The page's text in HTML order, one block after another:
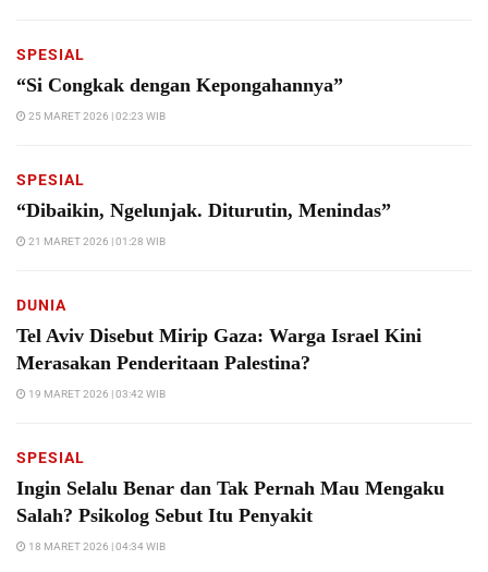
SPESIAL
“Si Congkak dengan Kepongahannya”
25 MARET 2026 | 02:23 WIB
SPESIAL
“Dibaikin, Ngelunjak. Diturutin, Menindas”
21 MARET 2026 | 01:28 WIB
DUNIA
Tel Aviv Disebut Mirip Gaza: Warga Israel Kini
Merasakan Penderitaan Palestina?
19 MARET 2026 | 03:42 WIB
SPESIAL
Ingin Selalu Benar dan Tak Pernah Mau Mengaku
Salah? Psikolog Sebut Itu Penyakit
18 MARET 2026 | 04:34 WIB